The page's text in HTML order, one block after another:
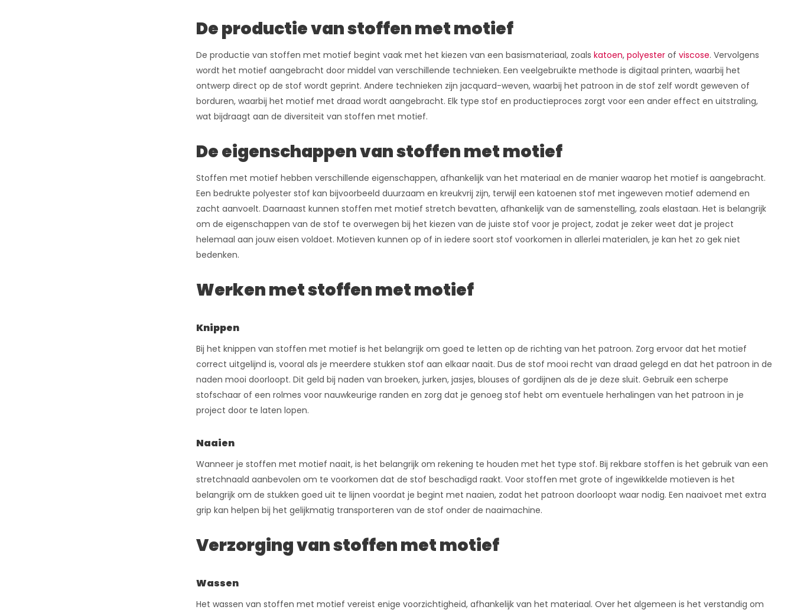
De productie van stoffen met motief
De productie van stoffen met motief begint vaak met het kiezen van een basismateriaal, zoals katoen, polyesterof viscose. Vervolgens
wordt het motief aangebracht door middel van verschillende technieken. Een veelgebruikte methode is digitaal printen, waarbij het
ontwerp direct op de stof wordt geprint. Andere technieken zijn jacquard-weven, waarbij het patroon in de stof zelf wordt geweven of
borduren, waarbij het motief met draad wordt aangebracht. Elk type stof en productieproces zorgt voor een ander effect en uitstraling,
wat bijdraagt aan de diversiteit van stoffen met motief.
De eigenschappen van stoffen met motief
Stoffen met motief hebben verschillende eigenschappen, afhankelijk van het materiaal en de manier waarop het motief is aangebracht.
Een bedrukte polyester stof kan bijvoorbeeld duurzaam en kreukvrij zijn, terwijl een katoenen stof met ingeweven motief ademend en
zacht aanvoelt. Daarnaast kunnen stoffen met motief stretch bevatten, afhankelijk van de samenstelling, zoals elastaan. Het is belangrijk
om de eigenschappen van de stof te overwegen bij het kiezen van de juiste stof voor je project, zodat je zeker weet dat je project
helemaal aan jouw eisen voldoet. Motieven kunnen op of in iedere soort stof voorkomen in allerlei materialen, je kan het zo gek niet
bedenken.
Werken met stoffen met motief
Knippen
Bij het knippen van stoffen met motief is het belangrijk om goed te letten op de richting van het patroon. Zorg ervoor dat het motief
correct uitgelijnd is, vooral als je meerdere stukken stof aan elkaar naait. Dus de stof mooi recht van draad gelegd en dat het patroon in de
naden mooi doorloopt. Dit geld bij naden van broeken, jurken, jasjes, blouses of gordijnen als de je deze sluit. Gebruik een scherpe
stofschaar of een rolmes voor nauwkeurige randen en zorg dat je genoeg stof hebt om eventuele herhalingen van het patroon in je
project door te laten lopen.
Naaien
Wanneer je stoffen met motief naait, is het belangrijk om rekening te houden met het type stof. Bij rekbare stoffen is het gebruik van een
stretchnaald aanbevolen om te voorkomen dat de stof beschadigd raakt. Voor stoffen met grote of ingewikkelde motieven is het
belangrijk om de stukken goed uit te lijnen voordat je begint met naaien, zodat het patroon doorloopt waar nodig. Een naaivoet met extra
grip kan helpen bij het gelijkmatig transporteren van de stof onder de naaimachine.
Verzorging van stoffen met motief
Wassen
Het wassen van stoffen met motief vereist enige voorzichtigheid, afhankelijk van het materiaal. Over het algemeen is het verstandig om